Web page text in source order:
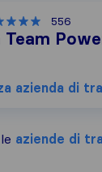
556
Team
azienda di
aziende di